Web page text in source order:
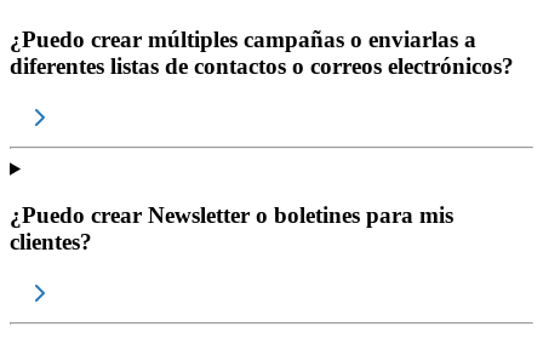
¿Puedo crear múltiples campañas o enviarlas a
diferentes listas de contactos o correos electrónicos?
¿Puedo crear Newsletter o boletines para mis
clientes?